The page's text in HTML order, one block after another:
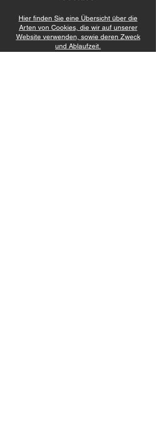
Hier finden Sie eine Übersicht über die
Arten von Cookies, die wir auf unserer
Website verwenden, sowie deren Zweck
und Ablaufzeit.